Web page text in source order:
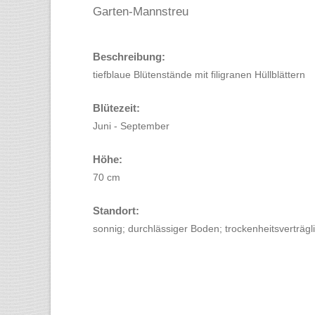
Garten-Mannstreu
Beschreibung:
tiefblaue Blütenstände mit filigranen Hüllblättern
Blütezeit:
Juni - September
Höhe:
70 cm
Standort:
sonnig; durchlässiger Boden;